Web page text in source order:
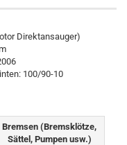
Direktansauger)
100/90-10
Bremsen (Bremsklötze,
Sättel, Pumpen usw.)